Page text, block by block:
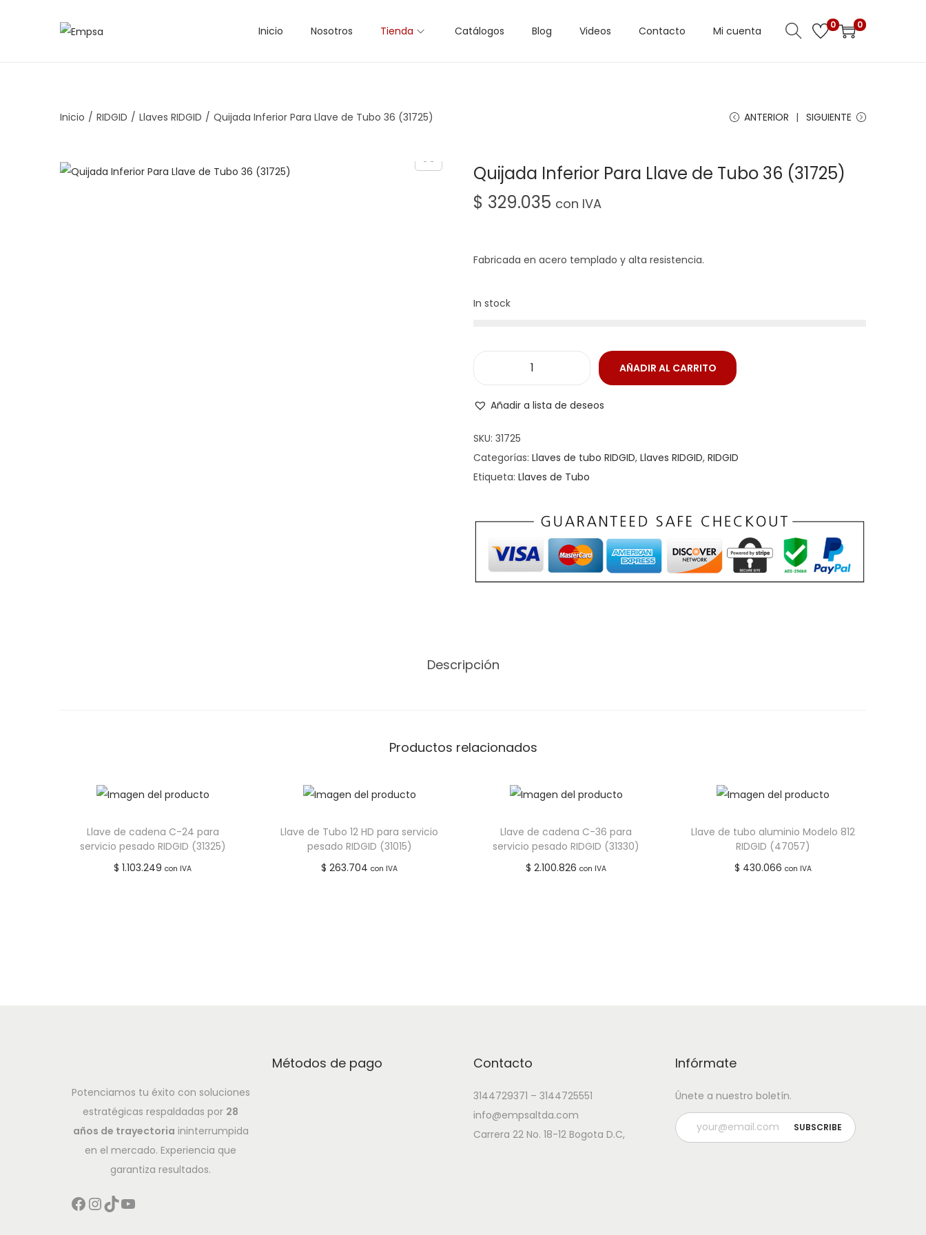
Inicio Nosotros Tienda Catálogos Blog Videos Contacto Mi cuenta 0 0
Inicio / RIDGID / Llaves RIDGID / Quijada Inferior Para Llave de Tubo 36 (31725) ANTERIOR SIGUIENTE
Quijada Inferior Para Llave de Tubo 36 (31725)
$ 329.035 con IVA
Fabricada en acero templado y alta resistencia.
In stock
AÑADIR AL CARRITO
Añadir a lista de deseos
SKU: 31725
Categorías: Llaves de tubo RIDGID, Llaves RIDGID, RIDGID
Etiqueta: Llaves de Tubo
Descripción
Productos relacionados
Llave de cadena C-24 para
servicio pesado RIDGID (31325)
$ 1.103.249 con IVA
Llave de Tubo 12 HD para servicio
pesado RIDGID (31015)
$ 263.704 con IVA
Llave de cadena C-36 para
servicio pesado RIDGID (31330)
$ 2.100.826 con IVA
Llave de tubo aluminio Modelo 812
RIDGID (47057)
$ 430.066 con IVA
Potenciamos tu éxito con soluciones
estratégicas respaldadas por 28
años de trayectoria ininterrumpida
en el mercado. Experiencia que
garantiza resultados.
Métodos de pago Contacto
3144729371 – 3144725551
info@empsaltda.com
Carrera 22 No. 18-12 Bogota D.C,
Infórmate
Únete a nuestro boletín.